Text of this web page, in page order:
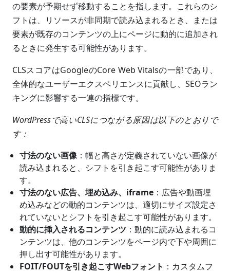
の要素が予期せず移動することを指します。これらのシ
フトは、リソースが非同期で読み込まれるとき、または
要素が既存のコンテンツの上にページに動的に追加され
るときに発生する可能性があります。
CLSスコアはGoogleのCore Web Vitalsの一部であり、
全体的なユーザーエクスペリエンスに貢献し、SEOラン
キングに影響する一連の指標です。
WordPressで高いCLSにつながる原因は以下のとおりで
す：
寸法のない画像：幅と高さが定義されていない画像が
読み込まれると、シフトを引き起こす可能性がありま
す。
寸法のない広告、埋め込み、iframe ：広告や動画埋
め込みなどの動的コンテンツは、適切にサイズ設定さ
れていないとシフトを引き起こす可能性があります。
動的に挿入されるコンテンツ ：動的に読み込まれるコ
ンテンツは、他のコンテンツをページ内で下や周囲に
押し出す可能性があります。
FOIT/FOUTを引き起こすWebフォント ：カスタムフ